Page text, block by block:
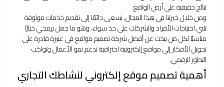
نتائج حقيقية على أرض الواقع.
ومن خلال خبرتنا في هذا المجال، نسعى دائمًا إلى تقديم خدمات موثوقة
تلبي احتياجات الأفراد والشركات على حد سواء، وهو ما جعل برمجي خيارًا
مناسبًا لكل من يبحث عن أفضل شركة تصميم مواقع في عنيزة قادرة على
تحويل الأفكار إلى مواقع إلكترونية احترافية تدعم نمو الأعمال وتواكب
التطور الرقمي.
أهمية تصميم موقع إلكتروني لنشاطك التجاري